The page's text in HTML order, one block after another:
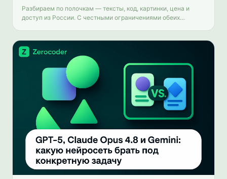
Разбираем по полочкам — тексты, код, картинки, цена и
доступ из России. С честными ограничениями обеих